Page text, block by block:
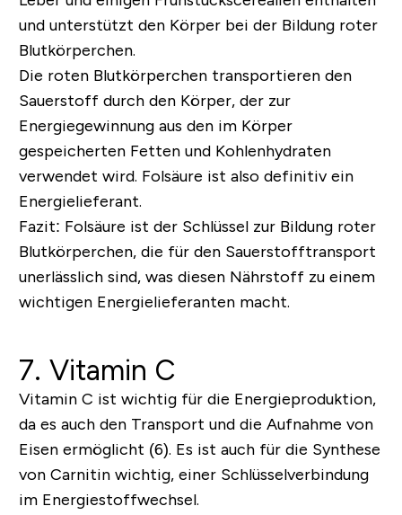
und unterstützt den Körper bei der Bildung roter
Blutkörperchen.
Die roten Blutkörperchen transportieren den
Sauerstoff durch den Körper, der zur
Energiegewinnung aus den im Körper
gespeicherten Fetten und Kohlenhydraten
verwendet wird. Folsäure ist also definitiv ein
Energielieferant.
Fazit: Folsäure ist der Schlüssel zur Bildung roter
Blutkörperchen, die für den Sauerstofftransport
unerlässlich sind, was diesen Nährstoff zu einem
wichtigen Energielieferanten macht.
7. Vitamin C
Vitamin C ist wichtig für die Energieproduktion,
da es auch den Transport und die Aufnahme von
Eisen ermöglicht (6). Es ist auch für die Synthese
von Carnitin wichtig, einer Schlüsselverbindung
im Energiestoffwechsel.